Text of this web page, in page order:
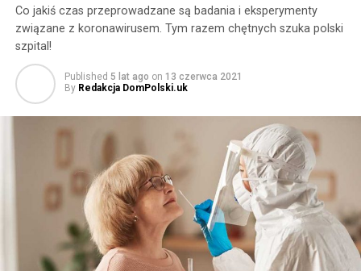
Co jakiś czas przeprowadzane są badania i eksperymenty
związane z koronawirusem. Tym razem chętnych szuka polski
szpital!
Published 5 lat ago on 13 czerwca 2021
By Redakcja DomPolski.uk